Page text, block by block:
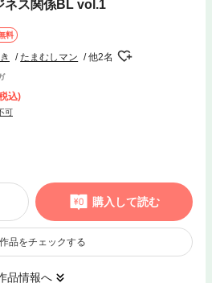
ネス関係BL vol.1
料
たまむしマン 他2名
込)
可
購入して読む
作品をチェックする
品情報へ